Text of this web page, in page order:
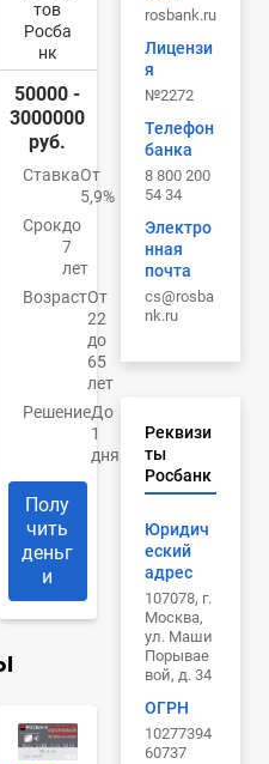
тов
Росба
нк
50000 -
3000000
руб.
СтавкаОт
5,9%
Срокдо
7
лет
ВозрастОт
22
до
65
лет
РешениеДо
1
дня
Полу
чить
деньг
и
rosbank.ru
Лицензи
я
№2272
Телефон
банка
8 800 200
54 34
Электро
нная
почта
cs@rosba
nk.ru
Реквизи
ты
Росбанк
Юридич
еский
адрес
107078, г.
Москва,
ул. Маши
Порывае
вой, д. 34
ОГРН
10277394
60737